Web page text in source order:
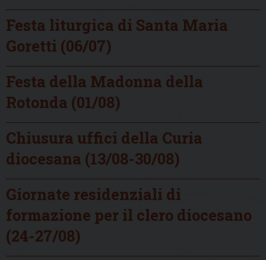
Festa liturgica di Santa Maria
Goretti (06/07)
Festa della Madonna della
Rotonda (01/08)
Chiusura uffici della Curia
diocesana (13/08-30/08)
Giornate residenziali di
formazione per il clero diocesano
(24-27/08)